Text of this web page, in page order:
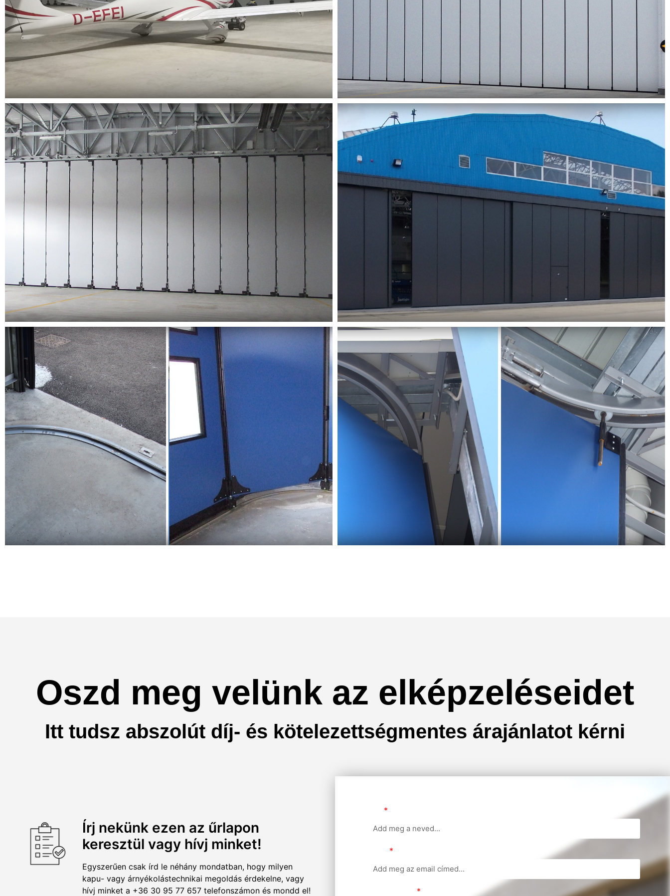
Oszd meg velünk az elképzeléseidet
Itt tudsz abszolút díj- és kötelezettségmentes árajánlatot kérni
Írj nekünk ezen az űrlapon
keresztül vagy hívj minket!
Egyszerűen csak írd le néhány mondatban, hogy milyen
kapu- vagy árnyékolástechnikai megoldás érdekelne, vagy
hívj minket a +36 30 95 77 657 telefonszámon és mondd el!